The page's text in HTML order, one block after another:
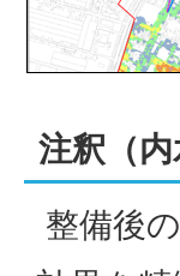
注釈（
整備後